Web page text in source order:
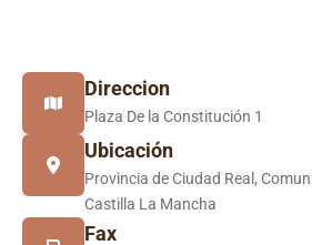
Direccion
Plaza De la Constitución 1
Ubicación
Provincia de Ciudad Real,
Castilla La Mancha
Fax